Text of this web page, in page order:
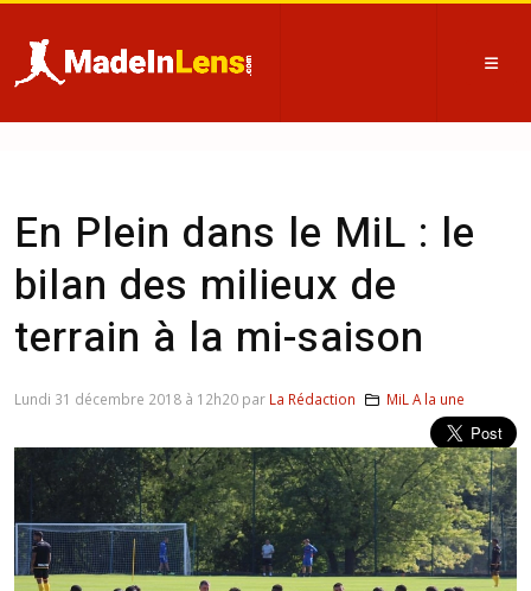
En Plein dans le MiL : le
bilan des milieux de
terrain à la mi-saison
Lundi 31 décembre 2018 à 12h20 par La Rédaction MiL A la une